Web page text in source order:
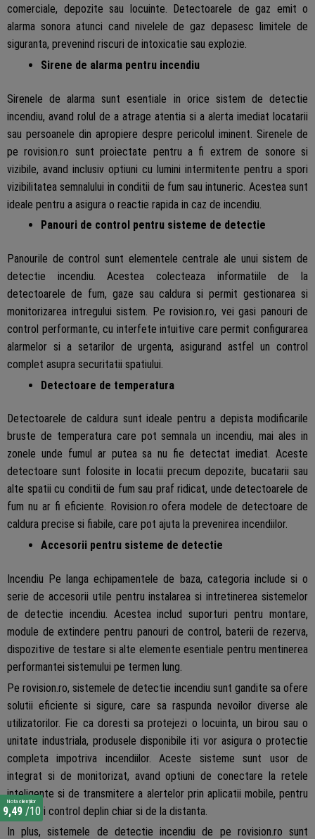
comerciale, depozite sau locuinte. Detectoarele de gaz emit o
alarma sonora atunci cand nivelele de gaz depasesc limitele de
siguranta, prevenind riscuri de intoxicatie sau explozie.
Sirene de alarma pentru incendiu
Sirenele de alarma sunt esentiale in orice sistem de detectie
incendiu, avand rolul de a atrage atentia si a alerta imediat locatarii
sau persoanele din apropiere despre pericolul iminent. Sirenele de
pe rovision.ro sunt proiectate pentru a fi extrem de sonore si
vizibile, avand inclusiv optiuni cu lumini intermitente pentru a spori
vizibilitatea semnalului in conditii de fum sau intuneric. Acestea sunt
ideale pentru a asigura o reactie rapida in caz de incendiu.
Panouri de control pentru sisteme de detectie
Panourile de control sunt elementele centrale ale unui sistem de
detectie incendiu. Acestea colecteaza informatiile de la
detectoarele de fum, gaze sau caldura si permit gestionarea si
monitorizarea intregului sistem. Pe rovision.ro, vei gasi panouri de
control performante, cu interfete intuitive care permit configurarea
alarmelor si a setarilor de urgenta, asigurand astfel un control
complet asupra securitatii spatiului.
Detectoare de temperatura
Detectoarele de caldura sunt ideale pentru a depista modificarile
bruste de temperatura care pot semnala un incendiu, mai ales in
zonele unde fumul ar putea sa nu fie detectat imediat. Aceste
detectoare sunt folosite in locatii precum depozite, bucatarii sau
alte spatii cu conditii de fum sau praf ridicat, unde detectoarele de
fum nu ar fi eficiente. Rovision.ro ofera modele de detectoare de
caldura precise si fiabile, care pot ajuta la prevenirea incendiilor.
Accesorii pentru sisteme de detectie
Incendiu Pe langa echipamentele de baza, categoria include si o
serie de accesorii utile pentru instalarea si intretinerea sistemelor
de detectie incendiu. Acestea includ suporturi pentru montare,
module de extindere pentru panouri de control, baterii de rezerva,
dispozitive de testare si alte elemente esentiale pentru mentinerea
performantei sistemului pe termen lung.
Pe rovision.ro, sistemele de detectie incendiu sunt gandite sa ofere
solutii eficiente si sigure, care sa raspunda nevoilor diverse ale
utilizatorilor. Fie ca doresti sa protejezi o locuinta, un birou sau o
unitate industriala, produsele disponibile iti vor asigura o protectie
completa impotriva incendiilor. Aceste sisteme sunt usor de
integrat si de monitorizat, avand optiuni de conectare la retele
inteligente si de transmitere a alertelor prin aplicatii mobile, pentru
a-ti oferi control deplin chiar si de la distanta.
In plus, sistemele de detectie incendiu de pe rovision.ro sunt
Nota clienților
9,49/10